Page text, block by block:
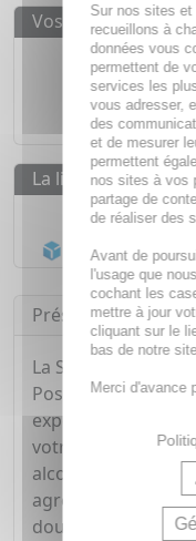
Vos avantages
Des prix
Paiement en
Paiement en
La livraison
Livraison
Présentation
La Solution
Posay est un soin
expérience de
votre peau. Sa
alcool, rafraîchit,
agressions
douceur.
Sur nos sites
recueillons à
données vous
permettent de
services les
vous adresser,
des
et de mesurer
permettent
nos sites à vos
partage de
de réaliser des
Avant de
l'usage que
cochant les
mettre à jour
cliquant sur le
bas de notre
Merci d'avance